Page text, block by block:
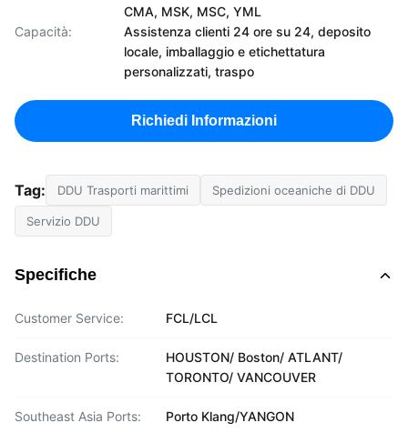
CMA, MSK, MSC, YML
Capacità:
Assistenza clienti 24 ore su 24, deposito
locale, imballaggio e etichettatura
personalizzati, traspo
Richiedi Informazioni
Tag: DDU Trasporti marittimi Spedizioni oceaniche di DDU
Servizio DDU
Specifiche
Customer Service: FCL/LCL
Destination Ports:
HOUSTON/ Boston/ ATLANT/
TORONTO/ VANCOUVER
Southeast Asia Ports: Porto Klang/YANGON